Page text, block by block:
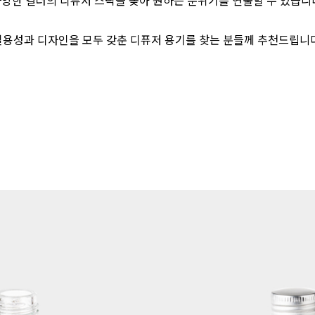
성과 디자인을 모두 갖춘 디퓨저 용기를 찾는 분들께 추천드립니